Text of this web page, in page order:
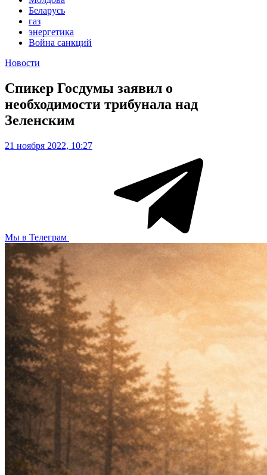
Беларусь
газ
энергетика
Война санкций
Новости
Спикер Госдумы заявил о
необходимости трибунала над
Зеленским
21 ноября 2022, 10:27
Мы в Телеграм